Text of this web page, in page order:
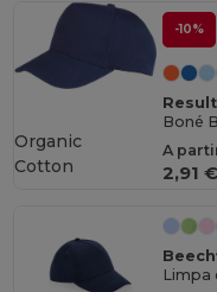
-10%
Boné
A
2,91
Organic
Cotton